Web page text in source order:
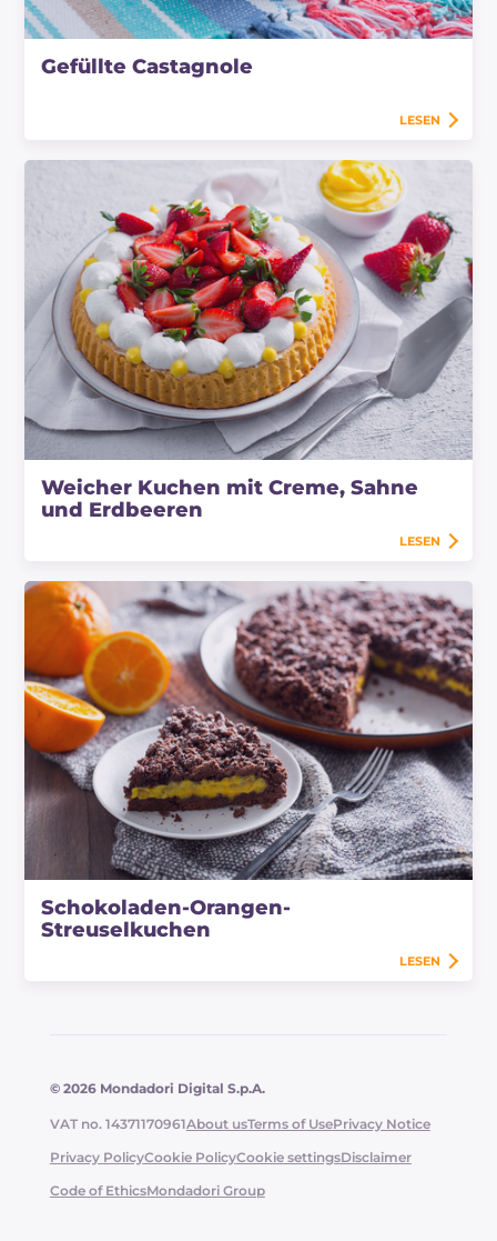
Gefüllte Castagnole
LESEN
Weicher Kuchen mit Creme, Sahne
und Erdbeeren
LESEN
Schokoladen-Orangen-
Streuselkuchen
LESEN
© 2026 Mondadori Digital S.p.A.
VAT no. 14371170961About usTerms of UsePrivacy Notice
Privacy PolicyCookie PolicyCookie settingsDisclaimer
Code of EthicsMondadori Group